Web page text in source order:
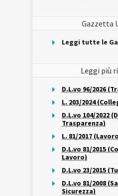
Gazzetta
Leggi tutte le
Leggi più
D.L.vo 96/2026
L. 203/2024
D.L.vo 104/2022
Trasparenza)
L. 81/2017
D.L.vo 81/2015
Lavoro)
D.L.vo 23/2015
D.L.vo 81/2008
Sicurezza)